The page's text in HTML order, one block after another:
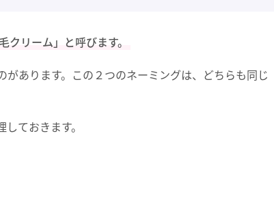
クリーム」と呼びます。
あります。この２つのネーミングは、どちらも同じ
ておきます。